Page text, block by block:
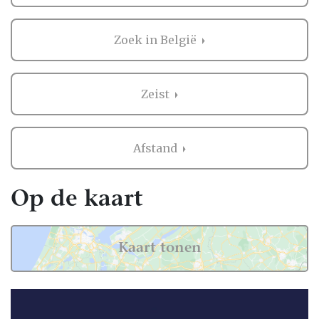
belangrijk. Het is dus niet zo gek dat je
graag eerst ervaringen van andere
bruidsparen leest over Trouwkaarten in
natuurlijk kritische beoordelaars!
Daarom hebben wij bij elke professional op
onze website een beoordeling van echte
bruidsparen staan. Indien deze al
beoordeeld is, natuurlijk. Soms vind je
namelijk ook nieuwe professionals op onze
website, en dan is het misschien wel aan
jullie om de eerste beoordeling te schrijven!
Hoe dan ook, je kunt er zeker van zijn dat je
een geweldige ervaring krijgt met de
Trouwkaarten in Zeist op onze website. Het
Zoek in België
Zeist
Afstand
Op de kaart
Kaart tonen